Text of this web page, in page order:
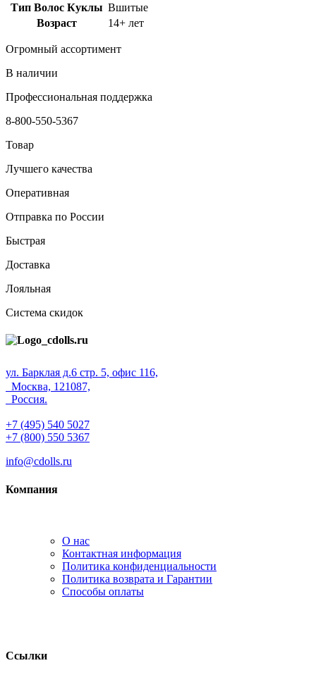
Тип Волос Куклы Вшитые
Возраст
14+ лет
Огромный ассортимент
В наличии
Профессиональная поддержка
8-800-550-5367
Товар
Лучшего качества
Оперативная
Отправка по России
Быстрая
Доставка
Лояльная
Система скидок
ул. Барклая д.6 стр. 5, офис 116,
Москва, 121087,
Россия.
+7 (495) 540 5027
+7 (800) 550 5367
info@cdolls.ru
Компания
О нас
Контактная информация
Политика конфиденциальности
Политика возврата и Гарантии
Способы оплаты
Ссылки